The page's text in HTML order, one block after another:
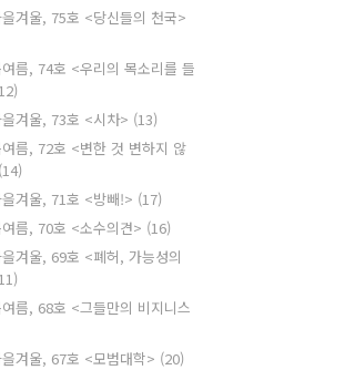
겨울, 75호 <당신들의 천국>
름, 74호 <우리의 목소리를 들
겨울, 73호 <시차> (13)
름, 72호 <변한 것 변하지 않
(14)
겨울, 71호 <방빼!> (17)
름, 70호 <소수의견> (16)
겨울, 69호 <폐허, 가능성의
름, 68호 <그들만의 비지니스
겨울, 67호 <모범대학> (20)